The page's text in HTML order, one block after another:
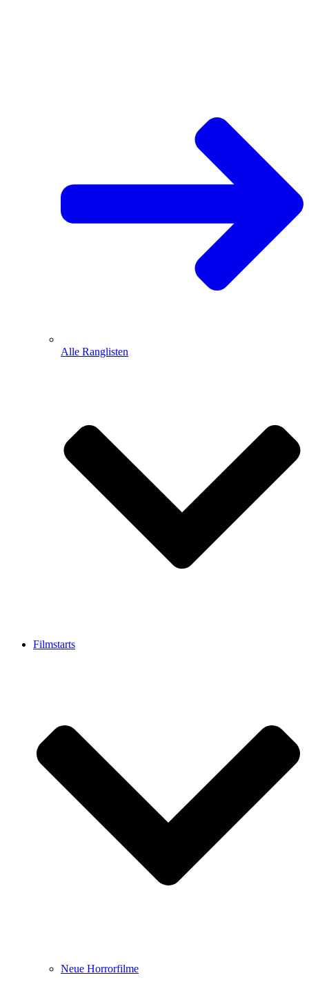
Alle Ranglisten
Filmstarts
Neue Horrorfilme